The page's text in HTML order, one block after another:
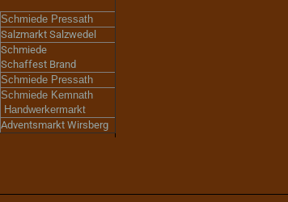
Schmiede Pressath
Salzmarkt Salzwedel
Schmiede
Schaffest Brand
Schmiede Pressath
Schmiede Kemnath
Handwerkermarkt
Adventsmarkt Wirsberg